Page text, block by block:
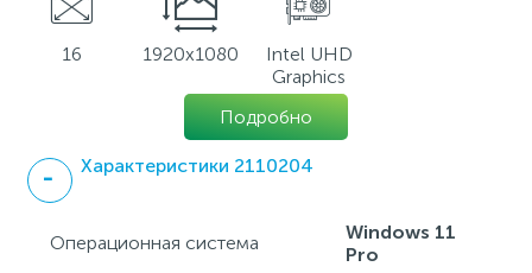
16 1920x1080
Intel UHD
Graphics
Подробно
Характеристики 2110204
Операционная система
Windows 11
Pro